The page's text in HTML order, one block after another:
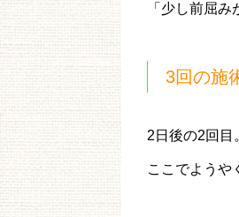
「少し前屈
3回の施
2日後の2回目
ここでようや